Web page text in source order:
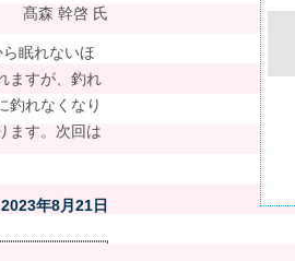
髙森 幹啓 氏
眠れないほ
ますが、釣れ
釣れなくなり
ます。次回は
2023年8月21日